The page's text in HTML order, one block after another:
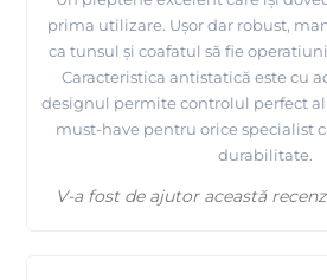
prima utilizare. Ușor dar robust,
ca tunsul și coafatul să fie
Caracteristica antistatică este cu
designul permite controlul perfect al
must-have pentru orice specialist
durabilitate.
V-a fost de ajutor această